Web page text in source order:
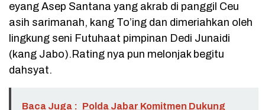
eyang Asep Santana yang akrab di panggil Ceu
asih sarimanah, kang To’ing dan dimeriahkan oleh
lingkung seni Futuhaat pimpinan Dedi Junaidi
(kang Jabo).Rating nya pun melonjak begitu
dahsyat.
Baca Juga : Polda Jabar Komitmen Dukung